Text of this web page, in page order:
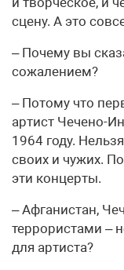
сцену. А это
– Почему вы
сожалением?
– Потому что
артист Чечено-
1964 году.
своих и чужих.
эти концерты.
– Афганистан,
террористами –
для артиста?